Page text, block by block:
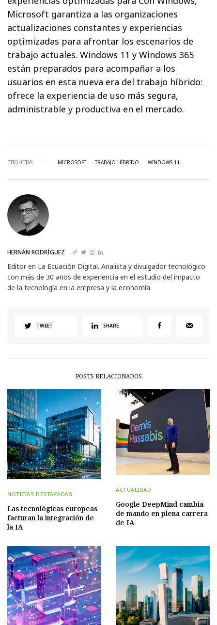
Microsoft garantiza a las organizaciones
actualizaciones constantes y experiencias
optimizadas para afrontar los escenarios de
trabajo actuales. Windows 11 y Windows 365
están preparados para acompañar a los
usuarios en esta nueva era del trabajo híbrido:
ofrece la experiencia de uso más segura,
administrable y productiva en el mercado.
ETIQUETAS MICROSOFT TRABAJO HÍBRIDO WINDOWS 11
HERNÁN RODRÍGUEZ
Editor en La Ecuación Digital. Analista y divulgador tecnológico
con más de 30 años de experiencia en el estudio del impacto
de la tecnología en la empresa y la economía.
TWEET SHARE
POSTS RELACIONADOS
NOTICIAS DESTACADAS
Las tecnológicas europeas
facturan la integración de
la IA
ACTUALIDAD
Google DeepMind cambia
de mando en plena carrera
de IA